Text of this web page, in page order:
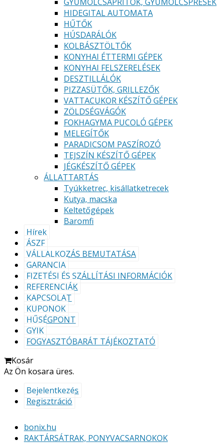
HIDEGITAL AUTOMATA
HŰTŐK
HÚSDARÁLÓK
KOLBÁSZTÖLTŐK
KONYHAI ÉTTERMI GÉPEK
KONYHAI FELSZERELÉSEK
DESZTILLÁLÓK
PIZZASÜTŐK, GRILLEZŐK
VATTACUKOR KÉSZÍTŐ GÉPEK
ZÖLDSÉGVÁGÓK
FOKHAGYMA PUCOLÓ GÉPEK
MELEGÍTŐK
PARADICSOM PASZÍROZÓ
TEJSZÍN KÉSZÍTŐ GÉPEK
JÉGKÉSZÍTŐ GÉPEK
ÁLLATTARTÁS
Tyúkketrec, kisállatketrecek
Kutya, macska
Keltetőgépek
Baromfi
Hírek
ÁSZF
VÁLLALKOZÁS BEMUTATÁSA
GARANCIA
FIZETÉSI ÉS SZÁLLÍTÁSI INFORMÁCIÓK
REFERENCIÁK
KAPCSOLAT
KUPONOK
HŰSÉGPONT
GYIK
FOGYASZTÓBARÁT TÁJÉKOZTATÓ
Kosár
Az Ön kosara üres.
Bejelentkezés
Regisztráció
bonix.hu
RAKTÁRSÁTRAK, PONYVACSARNOKOK